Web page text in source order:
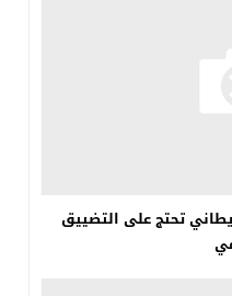
تحتج على التضييق